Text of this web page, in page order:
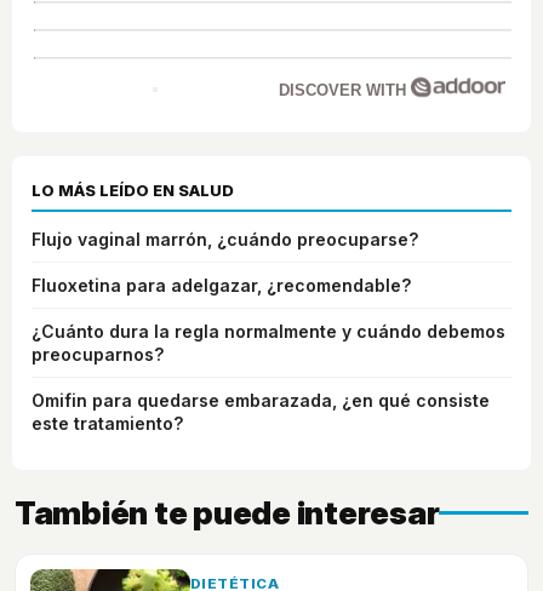
DISCOVER WITH
LO MÁS LEÍDO EN SALUD
Flujo vaginal marrón, ¿cuándo preocuparse?
Fluoxetina para adelgazar, ¿recomendable?
¿Cuánto dura la regla normalmente y cuándo debemos
preocuparnos?
Omifin para quedarse embarazada, ¿en qué consiste
este tratamiento?
También te puede interesar
DIETÉTICA